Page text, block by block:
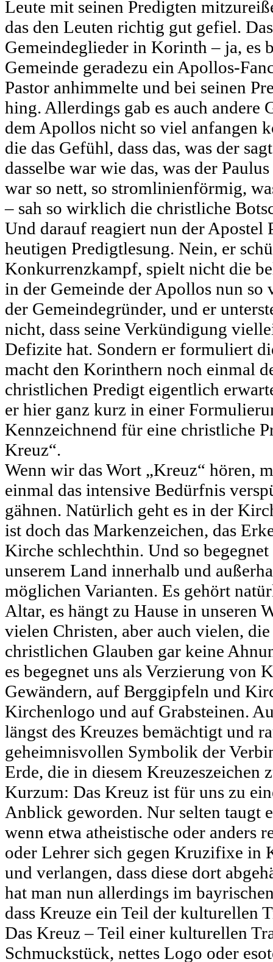
Leute mit seinen Predigten
das den Leuten richtig gut gefiel.
Gemeindeglieder in Korinth – ja, es
Gemeinde geradezu ein Apollos-
Pastor anhimmelte und bei seinen
hing. Allerdings gab es auch andere
dem Apollos nicht so viel anfangen
die das Gefühl, dass das, was der
dasselbe war wie das, was der
war so nett, so stromlinienförmig,
– sah so wirklich die christliche
Und darauf reagiert nun der Apostel
heutigen Predigtlesung. Nein, er
Konkurrenzkampf, spielt nicht die
in der Gemeinde der Apollos nun so
der Gemeindegründer, und er
nicht, dass seine Verkündigung
Defizite hat. Sondern er formuliert
macht den Korinthern noch einmal
christlichen Predigt eigentlich
er hier ganz kurz in einer
Kennzeichnend für eine christliche
Kreuz“.
Wenn wir das Wort „Kreuz“ hören,
einmal das intensive Bedürfnis
gähnen. Natürlich geht es in der
ist doch das Markenzeichen, das
Kirche schlechthin. Und so
unserem Land innerhalb und
möglichen Varianten. Es gehört
Altar, es hängt zu Hause in unseren
vielen Christen, aber auch vielen,
christlichen Glauben gar keine
es begegnet uns als Verzierung von
Gewändern, auf Berggipfeln und
Kirchenlogo und auf Grabsteinen.
längst des Kreuzes bemächtigt und
geheimnisvollen Symbolik der
Erde, die in diesem Kreuzeszeichen
Kurzum: Das Kreuz ist für uns zu
Anblick geworden. Nur selten taugt
wenn etwa atheistische oder anders
oder Lehrer sich gegen Kruzifixe in
und verlangen, dass diese dort
hat man nun allerdings im
dass Kreuze ein Teil der kulturellen
Das Kreuz – Teil einer kulturellen
Schmuckstück, nettes Logo oder